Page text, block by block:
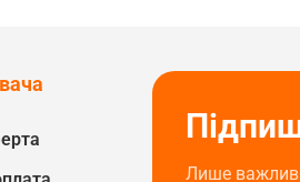
Лише